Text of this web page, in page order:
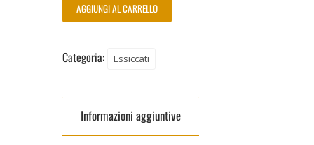
AGGIUNGI AL CARRELLO
Categoria: Essiccati
Informazioni aggiuntive